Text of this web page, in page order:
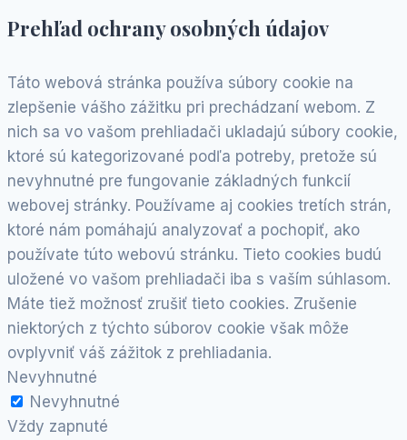
Prehľad ochrany osobných údajov
Táto webová stránka používa súbory cookie na
zlepšenie vášho zážitku pri prechádzaní webom. Z
nich sa vo vašom prehliadači ukladajú súbory cookie,
ktoré sú kategorizované podľa potreby, pretože sú
nevyhnutné pre fungovanie základných funkcií
webovej stránky. Používame aj cookies tretích strán,
ktoré nám pomáhajú analyzovať a pochopiť, ako
používate túto webovú stránku. Tieto cookies budú
uložené vo vašom prehliadači iba s vaším súhlasom.
Máte tiež možnosť zrušiť tieto cookies. Zrušenie
niektorých z týchto súborov cookie však môže
ovplyvniť váš zážitok z prehliadania.
Nevyhnutné
Nevyhnutné
Vždy zapnuté